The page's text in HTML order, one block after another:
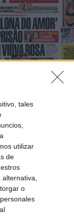
tales
utilizar
de
o